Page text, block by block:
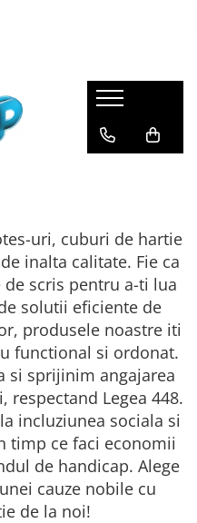
uri, cuburi de hartie
inalta calitate. Fie ca
scris pentru a-ti lua
solutii eficiente de
produsele noastre iti
functional si ordonat.
si sprijinim angajarea
respectand Legea 448.
incluziunea sociala si
timp ce faci economii
de handicap. Alege
cauze nobile cu
de la noi!